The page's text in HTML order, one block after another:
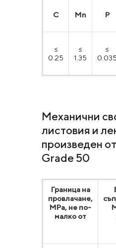
С Mn P
≤
0.25
≤
1.35
≤
0.035
Механични
листовия и
произведен
Grade 50
Граница на
провлачане,
МРа, не по-
малко от